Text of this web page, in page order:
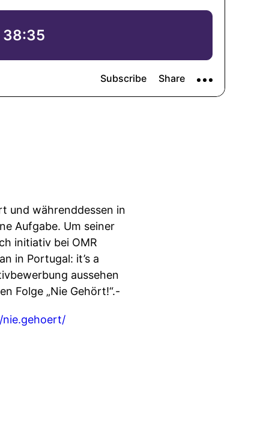
und währenddessen in
Aufgabe. Um seiner
initiativ bei OMR
in Portugal: it’s a
aussehen
Folge „Nie Gehört!“.-